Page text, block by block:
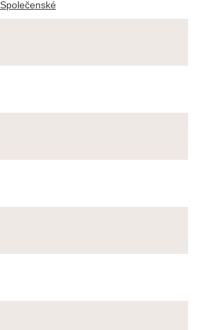
Společenské